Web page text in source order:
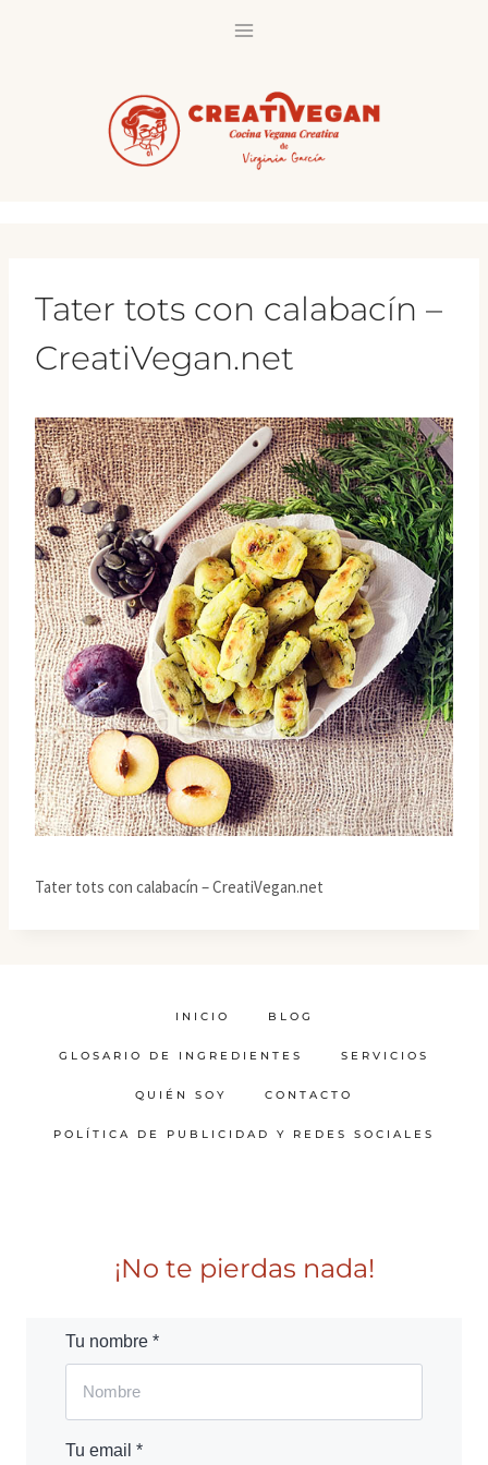
Tater tots con calabacín –
CreatiVegan.net
Tater tots con calabacín – CreatiVegan.net
INICIO BLOG
GLOSARIO DE INGREDIENTES SERVICIOS
QUIÉN SOY CONTACTO
POLÍTICA DE PUBLICIDAD Y REDES SOCIALES
¡No te pierdas nada!
Tu nombre *
Tu email *